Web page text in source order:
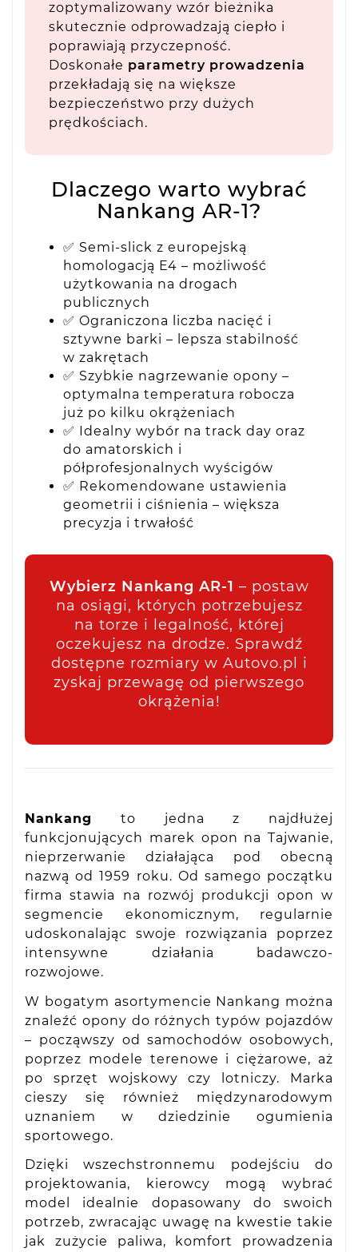
zoptymalizowany wzór bieżnika
skutecznie odprowadzają ciepło i
poprawiają przyczepność.
Doskonałe parametry prowadzenia
przekładają się na większe
bezpieczeństwo przy dużych
prędkościach.
Dlaczego warto wybrać
Nankang AR-1?
✅ Semi-slick z europejską
homologacją E4 – możliwość
użytkowania na drogach
publicznych
✅ Ograniczona liczba nacięć i
sztywne barki – lepsza stabilność
w zakrętach
✅ Szybkie nagrzewanie opony –
optymalna temperatura robocza
już po kilku okrążeniach
✅ Idealny wybór na track day oraz
do amatorskich i
półprofesjonalnych wyścigów
✅ Rekomendowane ustawienia
geometrii i ciśnienia – większa
precyzja i trwałość
Wybierz Nankang AR-1 – postaw
na osiągi, których potrzebujesz
na torze i legalność, której
oczekujesz na drodze. Sprawdź
dostępne rozmiary w Autovo.pl i
zyskaj przewagę od pierwszego
okrążenia!
Nankang
to jedna z najdłużej
funkcjonujących marek opon na Tajwanie,
nieprzerwanie działająca pod obecną
nazwą od 1959 roku. Od samego początku
firma stawia na rozwój produkcji opon w
segmencie ekonomicznym, regularnie
udoskonalając swoje rozwiązania poprzez
intensywne działania badawczo-
rozwojowe.
W bogatym asortymencie Nankang można
znaleźć opony do różnych typów pojazdów
– począwszy od samochodów osobowych,
poprzez modele terenowe i ciężarowe, aż
po sprzęt wojskowy czy lotniczy. Marka
cieszy się również międzynarodowym
uznaniem w dziedzinie ogumienia
sportowego.
Dzięki wszechstronnemu podejściu do
projektowania, kierowcy mogą wybrać
model idealnie dopasowany do swoich
potrzeb, zwracając uwagę na kwestie takie
jak zużycie paliwa, komfort prowadzenia